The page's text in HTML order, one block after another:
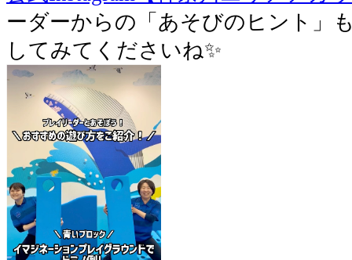
ーダーからの「あそびのヒント」
してみてくださいね✨